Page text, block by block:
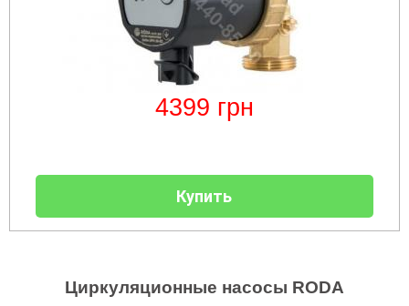
4399 грн
Купить
Циркуляционные насосы RODA